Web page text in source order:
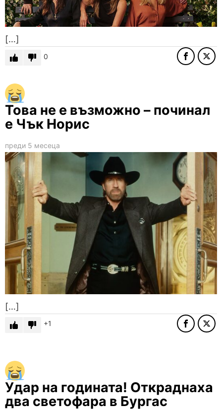
[…]
0
Това не е възможно – починал
е Чък Норис
преди 5 месеца
[…]
1
Удар на годината! Откраднаха
два светофара в Бургас